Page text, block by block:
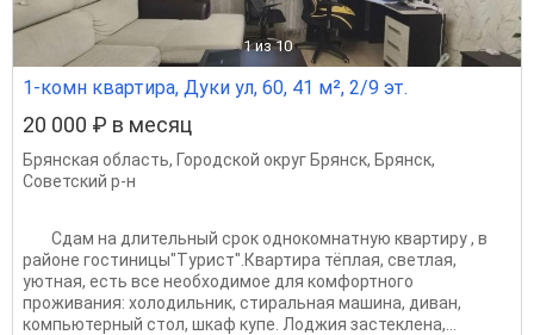
1 из 10
1-комн квартира, Дуки ул, 60, 41 м², 2/9 эт.
20 000 ₽ в месяц
Брянская область, Городской округ Брянск, Брянск,
Советский р-н
Сдам на длительный срок однокомнатную квартиру , в
районе гостиницы"Турист".Квартира тёплая, светлая,
уютная, есть все необходимое для комфортного
проживания: холодильник, стиральная машина, диван,
компьютерный стол, шкаф купе. Лоджия застеклена,...